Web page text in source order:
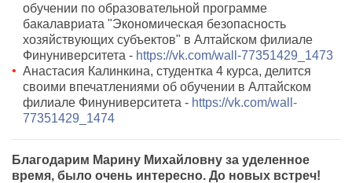
обучении по образовательной программе
бакалавриата "Экономическая безопасность
хозяйствующих субъектов" в Алтайском филиале
Финуниверситета - https://vk.com/wall-77351429_1473
Анастасия Калинкина, студентка 4 курса, делится
своими впечатлениями об обучении в Алтайском
филиале Финуниверситета - https://vk.com/wall-
77351429_1474
Благодарим Марину Михайловну за уделенное
время, было очень интересно. До новых встреч!